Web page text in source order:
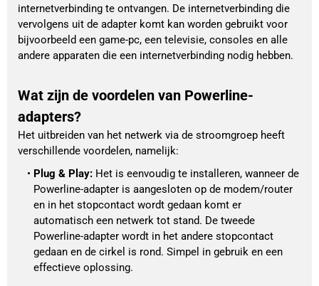
internetverbinding te ontvangen. De internetverbinding die
vervolgens uit de adapter komt kan worden gebruikt voor
bijvoorbeeld een game-pc, een televisie, consoles en alle
andere apparaten die een internetverbinding nodig hebben.
Wat zijn de voordelen van Powerline-
adapters?
Het uitbreiden van het netwerk via de stroomgroep heeft
verschillende voordelen, namelijk:
Plug & Play: Het is eenvoudig te installeren, wanneer de
Powerline-adapter is aangesloten op de modem/router
en in het stopcontact wordt gedaan komt er
automatisch een netwerk tot stand. De tweede
Powerline-adapter wordt in het andere stopcontact
gedaan en de cirkel is rond. Simpel in gebruik en een
effectieve oplossing.